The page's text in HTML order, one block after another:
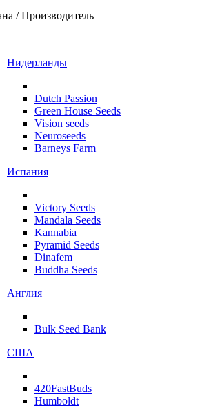
/ Производитель
Нидерланды
Dutch Passion
Green House Seeds
Vision seeds
Neuroseeds
Barneys Farm
Испания
Victory Seeds
Mandala Seeds
Kannabia
Pyramid Seeds
Dinafem
Buddha Seeds
Англия
Bulk Seed Bank
США
420FastBuds
Humboldt